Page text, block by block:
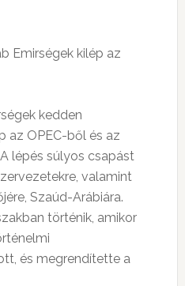
Emirségek kilép az
kedden
az OPEC-ből és az
lépés súlyos csapást
valamint
Szaúd-Arábiára.
történik, amikor
és megrendítette a